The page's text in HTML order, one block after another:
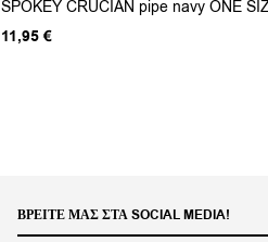
SPOKEY CRUCIAN pipe navy ONE
11,95 €
ΒΡΕΊΤΕ ΜΑΣ ΣΤΑ SOCIAL MEDIA!